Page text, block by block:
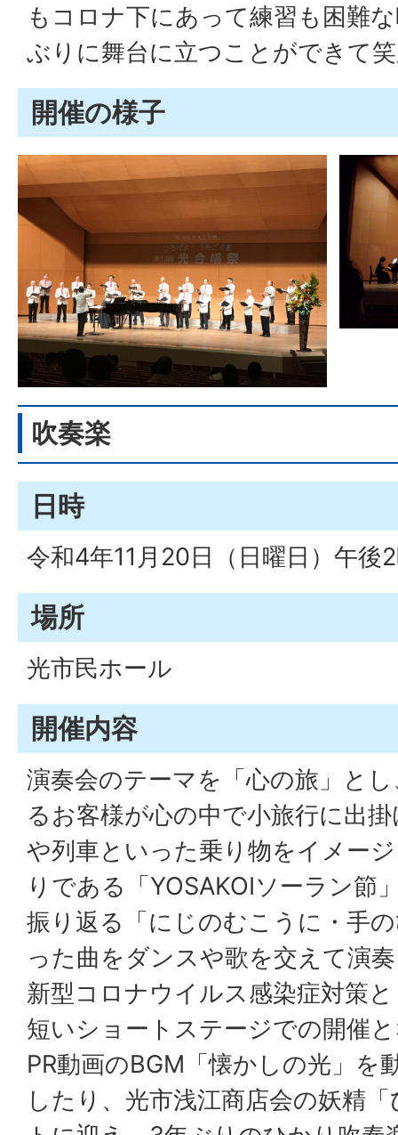
もコロナ下にあって練習も困難
ぶりに舞台に立つことができて
開催の様子
吹奏楽
日時
令和4年11月20日（日曜日）午後
場所
光市民ホール
開催内容
演奏会のテーマを「心の旅」と
るお客様が心の中で小旅行に出
や列車といった乗り物をイメー
りである「YOSAKOIソーラン節
振り返る「にじのむこうに・手
った曲をダンスや歌を交えて演
新型コロナウイルス感染症対策
短いショートステージでの開催
PR動画のBGM「懐かしの光」を
したり、光市浅江商店会の妖精